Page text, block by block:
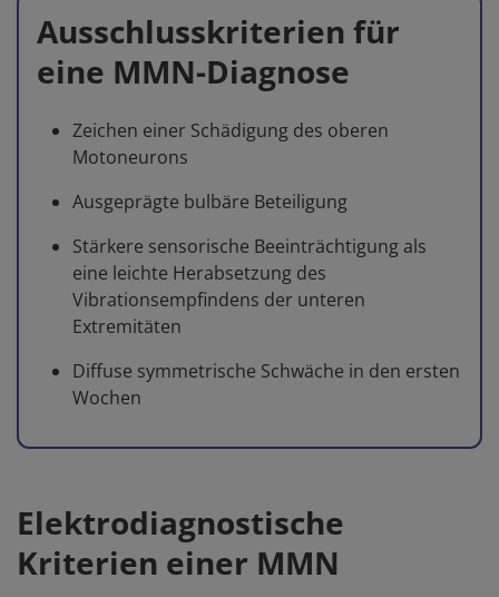
Ausschlusskriterien für
eine MMN-Diagnose
Zeichen einer Schädigung des oberen
Motoneurons
Ausgeprägte bulbäre Beteiligung
Stärkere sensorische Beeinträchtigung als
eine leichte Herabsetzung des
Vibrationsempfindens der unteren
Extremitäten
Diffuse symmetrische Schwäche in den ersten
Wochen
Elektrodiagnostische
Kriterien einer MMN